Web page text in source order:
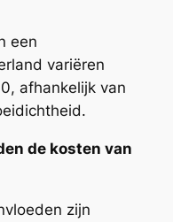
een
variëren
afhankelijk van
de kosten van
zijn